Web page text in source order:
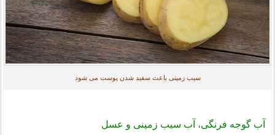
سیب زمینی باعث سفید شدن پوست می شود
آب گوجه فرنگی، آب سیب زمینی و عسل